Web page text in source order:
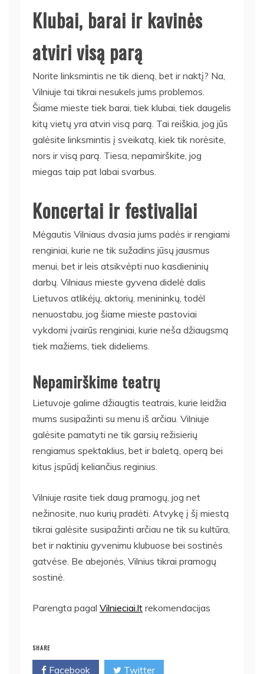
Klubai, barai ir kavinės
atviri visą parą
Norite linksmintis ne tik dieną, bet ir naktį? Na,
Vilniuje tai tikrai nesukels jums problemos.
Šiame mieste tiek barai, tiek klubai, tiek daugelis
kitų vietų yra atviri visą parą. Tai reiškia, jog jūs
galėsite linksmintis į sveikatą, kiek tik norėsite,
nors ir visą parą. Tiesa, nepamirškite, jog
miegas taip pat labai svarbus.
Koncertai ir festivaliai
Mėgautis Vilniaus dvasia jums padės ir rengiami
renginiai, kurie ne tik sužadins jūsų jausmus
menui, bet ir leis atsikvėpti nuo kasdieninių
darbų. Vilniaus mieste gyvena didelė dalis
Lietuvos atlikėjų, aktorių, menininkų, todėl
nenuostabu, jog šiame mieste pastoviai
vykdomi įvairūs renginiai, kurie neša džiaugsmą
tiek mažiems, tiek dideliems.
Nepamirškime teatrų
Lietuvoje galime džiaugtis teatrais, kurie leidžia
mums susipažinti su menu iš arčiau. Vilniuje
galėsite pamatyti ne tik garsių režisierių
rengiamus spektaklius, bet ir baletą, operą bei
kitus įspūdį keliančius reginius.
Vilniuje rasite tiek daug pramogų, jog net
nežinosite, nuo kurių pradėti. Atvykę į šį miestą
tikrai galėsite susipažinti arčiau ne tik su kultūra,
bet ir naktiniu gyvenimu klubuose bei sostinės
gatvėse. Be abejonės, Vilnius tikrai pramogų
sostinė.
Parengta pagal Vilnieciai.lt rekomendacijas
SHARE
Facebook Twitter